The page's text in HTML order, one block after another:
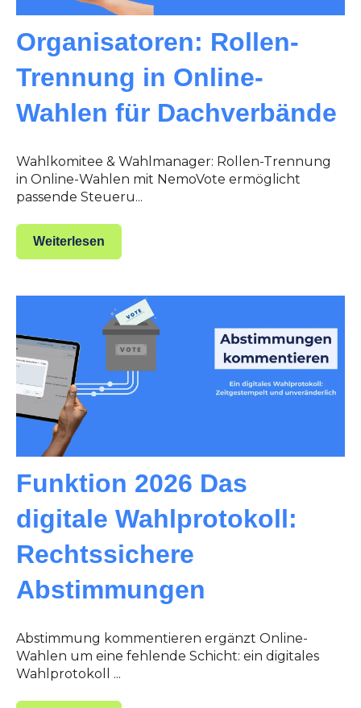
Organisatoren: Rollen-
Trennung in Online-
Wahlen für Dachverbände
Wahlkomitee & Wahlmanager: Rollen-Trennung
in Online-Wahlen mit NemoVote ermöglicht
passende Steueru...
Weiterlesen
Funktion 2026 Das
digitale Wahlprotokoll:
Rechtssichere
Abstimmungen
Abstimmung kommentieren ergänzt Online-
Wahlen um eine fehlende Schicht: ein digitales
Wahlprotokoll ...